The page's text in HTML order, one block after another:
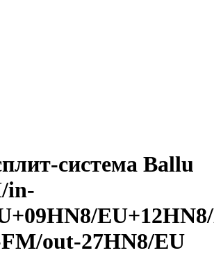
система Ballu
in-
out-27HN8/EU